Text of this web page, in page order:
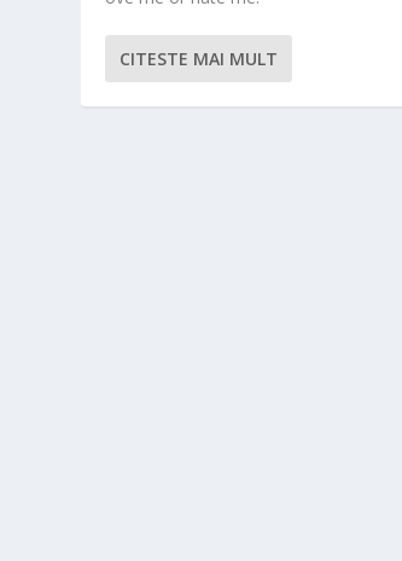
CITESTE MAI MULT